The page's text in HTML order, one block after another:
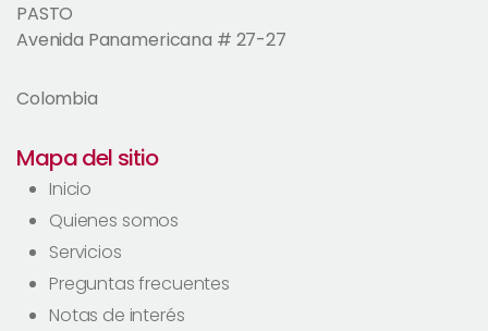
PASTO
Avenida Panamericana # 27-27
Colombia
Mapa del sitio
Inicio
Quienes somos
Servicios
Preguntas frecuentes
Notas de interés